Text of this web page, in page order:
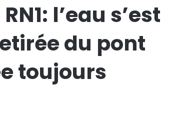
l’eau s’est
du pont
toujours